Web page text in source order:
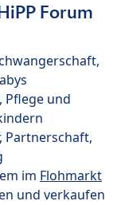
Forum
Pflege und
Partnerschaft,
im Flohmarkt
und verkaufen